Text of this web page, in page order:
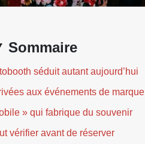
Sommaire
séduit autant aujourd’hui
aux événements de marque
» qui fabrique du souvenir
vérifier avant de réserver